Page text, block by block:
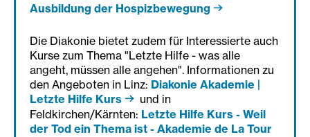
Ausbildung der Hospizbewegung
Die Diakonie bietet zudem für Interessierte auch
Kurse zum Thema "Letzte Hilfe - was alle
angeht, müssen alle angehen". Informationen zu
den Angeboten in Linz: Diakonie Akademie |
Letzte Hilfe Kurs
und in
Feldkirchen/Kärnten: Letzte Hilfe Kurs - Weil
der Tod ein Thema ist - Akademie de La Tour